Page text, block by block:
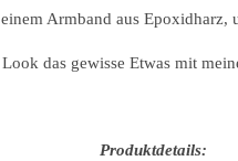
Armband aus
das gewisse Etwas mit
Produktdetails: